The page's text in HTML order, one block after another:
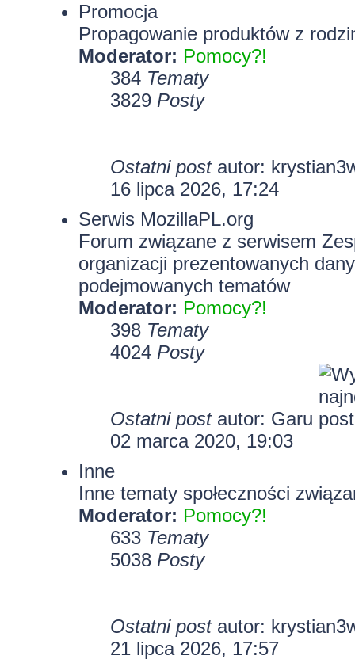
Promocja
Propagowanie produktów z
Moderator: Pomocy?!
384 Tematy
3829 Posty
Ostatni postautor:
16 lipca 2026, 17:24
Serwis MozillaPL.org
Forum związane z serwisem
organizacji prezentowanych
podejmowanych tematów
Moderator: Pomocy?!
398 Tematy
4024 Posty
Ostatni postautor: Garu
02 marca 2020, 19:03
Inne
Inne tematy społeczności
Moderator: Pomocy?!
633 Tematy
5038 Posty
Ostatni postautor:
21 lipca 2026, 17:57